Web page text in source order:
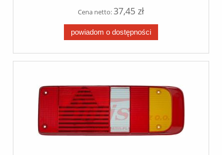
Cena netto:37,45 zł
powiadom o dostępności